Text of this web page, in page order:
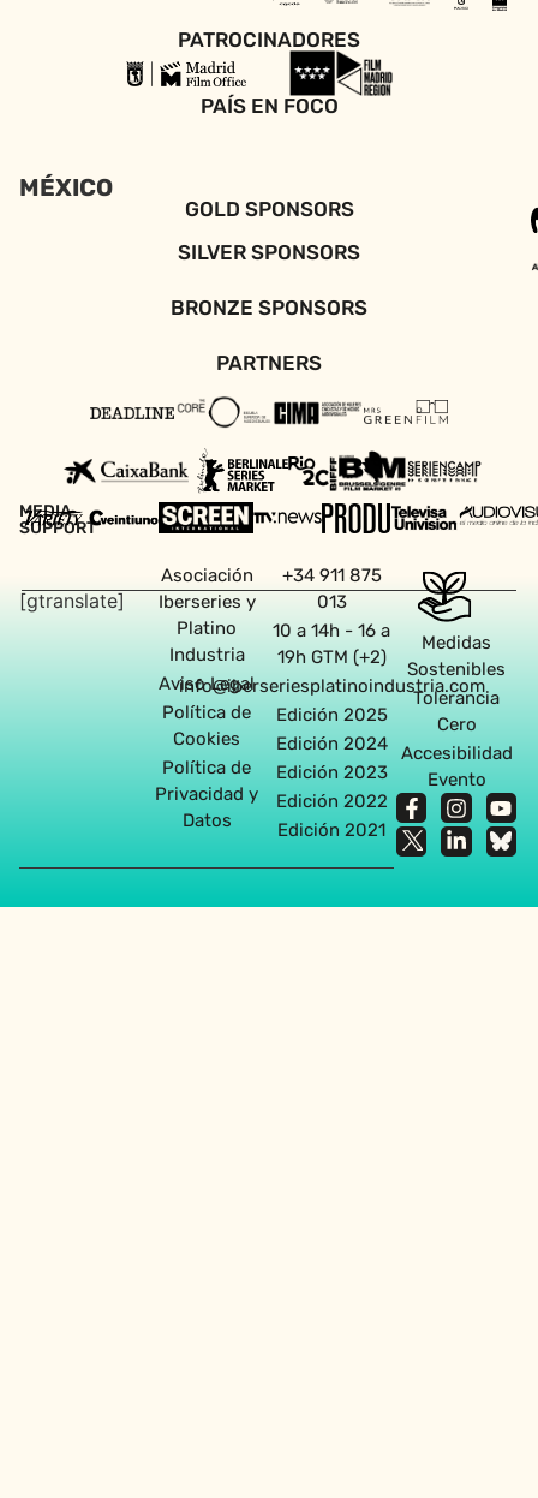
PATROCINADORES
PAÍS EN FOCO
MÉXICO
GOLD SPONSORS
SILVER SPONSORS
BRONZE SPONSORS
PARTNERS
MEDIA
SUPPORT
[gtranslate]
Asociación
Iberseries y
Platino
Industria
Aviso Legal
Política de
Cookies
Política de
Privacidad y
Datos
+34 911 875
013
10 a 14h - 16 a
19h GTM (+2)
info@iberseriesplatinoindustria.com
Edición 2025
Edición 2024
Edición 2023
Edición 2022
Edición 2021
Medidas
Sostenibles
Tolerancia
Cero
Accesibilidad
Evento